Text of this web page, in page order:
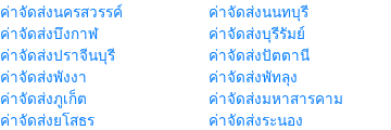
ค่าจัดส่งนครสวรรค์
ค่าจัดส่งนนทบุรี
ค่าจัดส่งบึงกาฬ
ค่าจัดส่งบุรีรัมย์
ค่าจัดส่งปราจีนบุรี
ค่าจัดส่งปัตตานี
ค่าจัดส่งพังงา
ค่าจัดส่งพัทลุง
ค่าจัดส่งภูเก็ต
ค่าจัดส่งมหาสารคาม
ค่าจัดส่งยโสธร
ค่าจัดส่งระนอง